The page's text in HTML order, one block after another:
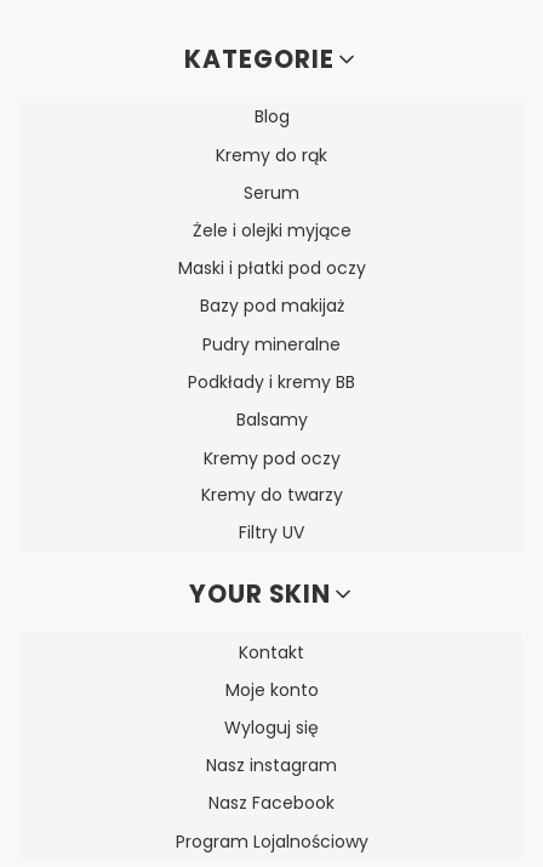
Linki w stopceKATEGORIE
Blog
Kremy do rąk
Serum
Żele i olejki myjące
Maski i płatki pod oczy
Bazy pod makijaż
Pudry mineralne
Podkłady i kremy BB
Balsamy
Kremy pod oczy
Kremy do twarzy
Filtry UV
YOUR SKIN
Kontakt
Moje konto
Wyloguj się
Nasz instagram
Nasz Facebook
Program Lojalnościowy